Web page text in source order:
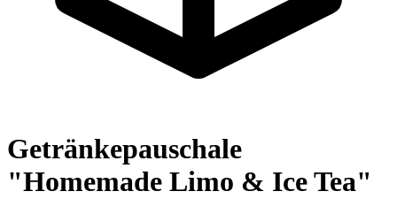
Getränkepauschale
"Homemade Limo & Ice Tea"